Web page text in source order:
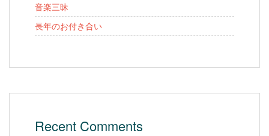
音楽三昧
長年のお付き合い
Recent Comments